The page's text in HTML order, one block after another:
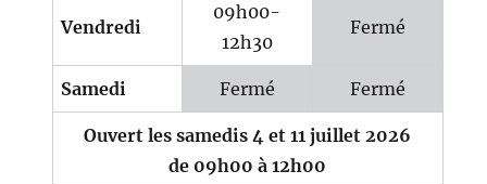
Vendredi
09h00-
12h30
Fermé
Samedi Fermé Fermé
Ouvert les samedis 4 et 11 juillet 2026
de 09h00 à 12h00